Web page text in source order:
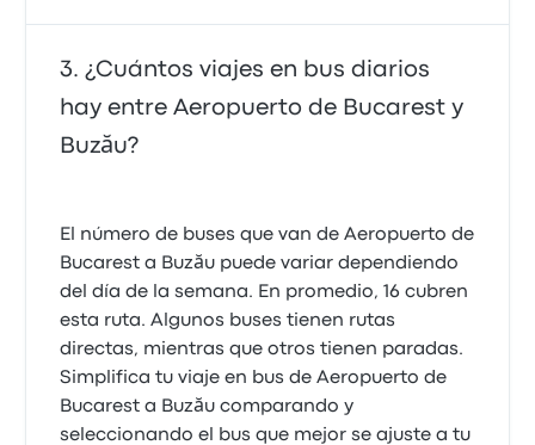
¿Cuántos viajes en bus diarios
hay entre Aeropuerto de Bucarest y
Buzău?
El número de buses que van de Aeropuerto de
Bucarest a Buzău puede variar dependiendo
del día de la semana. En promedio, 16 cubren
esta ruta. Algunos buses tienen rutas
directas, mientras que otros tienen paradas.
Simplifica tu viaje en bus de Aeropuerto de
Bucarest a Buzău comparando y
seleccionando el bus que mejor se ajuste a tu